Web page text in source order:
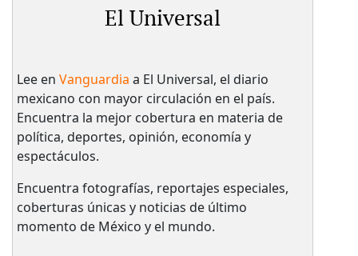
El Universal
Lee en Vanguardia a El Universal, el diario
mexicano con mayor circulación en el país.​
Encuentra la mejor cobertura en materia de
política, deportes, opinión, economía y
espectáculos.
Encuentra fotografías, reportajes especiales,
coberturas únicas y noticias de último
momento de México y el mundo.